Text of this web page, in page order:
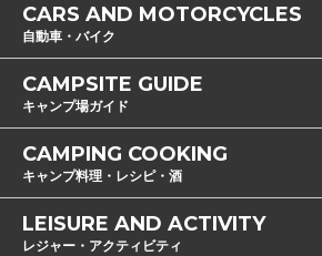
CARS AND MOTORCYCLES
自動車・バイク
CAMPSITE GUIDE
キャンプ場ガイド
CAMPING COOKING
キャンプ料理・レシピ・酒
LEISURE AND ACTIVITY
レジャー・アクティビティ